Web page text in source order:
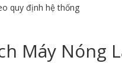
quy định hệ thống
Máy Nóng